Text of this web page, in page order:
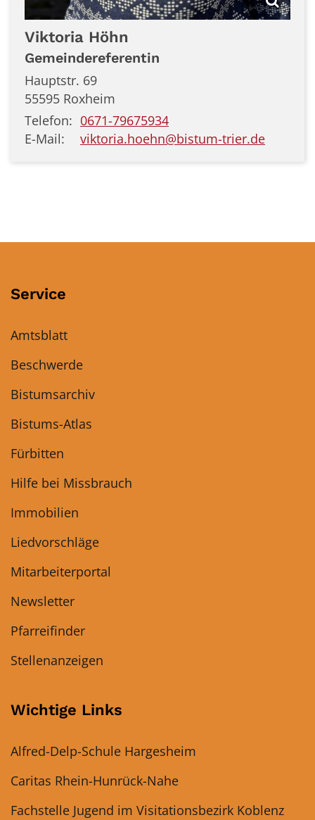
Viktoria Höhn
Gemeindereferentin
Hauptstr. 69
55595 Roxheim
Telefon: 0671-79675934
E-Mail:
viktoria.hoehn@bistum-trier.de
Service
Amtsblatt
Beschwerde
Bistumsarchiv
Bistums-Atlas
Fürbitten
Hilfe bei Missbrauch
Immobilien
Liedvorschläge
Mitarbeiterportal
Newsletter
Pfarreifinder
Stellenanzeigen
Wichtige Links
Alfred-Delp-Schule Hargesheim
Caritas Rhein-Hunrück-Nahe
Fachstelle Jugend im Visitationsbezirk Koblenz